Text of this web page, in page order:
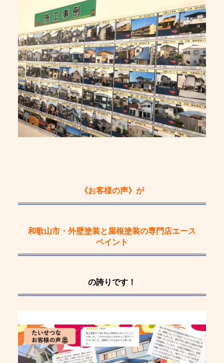
《お客様の声》 が
和歌山市・外壁塗装と屋根塗装の専門店エース
ペイント
の誇りです！